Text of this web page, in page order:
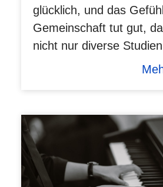
glücklich, und das
Gemeinschaft tut gut,
nicht nur diverse